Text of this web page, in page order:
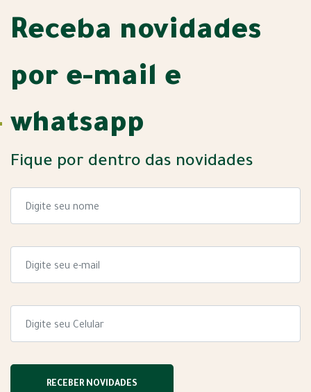
Receba novidades
por e-mail e
whatsapp
Fique por dentro das novidades